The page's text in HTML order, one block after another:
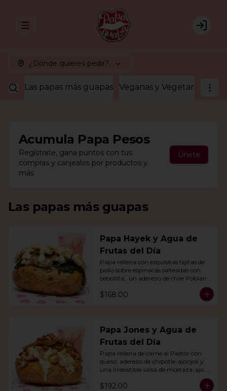
Abrir menu de navegación Login
¿Dónde quieres pedir?
Las papas más guapas Veganas y Vegetarianas
Acumula Papa Pesos
Regístrate, gana puntos con tus
compras y canjealos por productos y
más
Únete
Las papas más guapas
Papa Hayek y Agua de
Frutas del Día
Papa rellena con exquisitas fajitas de
pollo sobre espinacas salteadas con
cebollita,  un aderezo de chile Poblano.
$168.00
Papa Jones y Agua de
Frutas del Día
Papa rellena de carne al Pastor con
queso, aderezo de chipotle-ajonjolí y
una irresistible salsa de mostaza-ajo.
$192.00